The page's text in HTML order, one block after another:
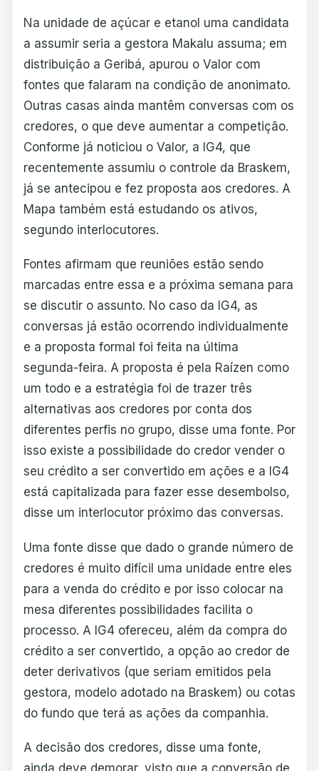
Na unidade de açúcar e etanol uma candidata
a assumir seria a gestora Makalu assuma; em
distribuição a Geribá, apurou o Valor com
fontes que falaram na condição de anonimato.
Outras casas ainda mantêm conversas com os
credores, o que deve aumentar a competição.
Conforme já noticiou o Valor, a IG4, que
recentemente assumiu o controle da Braskem,
já se antecipou e fez proposta aos credores. A
Mapa também está estudando os ativos,
segundo interlocutores.
Fontes afirmam que reuniões estão sendo
marcadas entre essa e a próxima semana para
se discutir o assunto. No caso da IG4, as
conversas já estão ocorrendo individualmente
e a proposta formal foi feita na última
segunda-feira. A proposta é pela Raízen como
um todo e a estratégia foi de trazer três
alternativas aos credores por conta dos
diferentes perfis no grupo, disse uma fonte. Por
isso existe a possibilidade do credor vender o
seu crédito a ser convertido em ações e a IG4
está capitalizada para fazer esse desembolso,
disse um interlocutor próximo das conversas.
Uma fonte disse que dado o grande número de
credores é muito difícil uma unidade entre eles
para a venda do crédito e por isso colocar na
mesa diferentes possibilidades facilita o
processo. A IG4 ofereceu, além da compra do
crédito a ser convertido, a opção ao credor de
deter derivativos (que seriam emitidos pela
gestora, modelo adotado na Braskem) ou cotas
do fundo que terá as ações da companhia.
A decisão dos credores, disse uma fonte,